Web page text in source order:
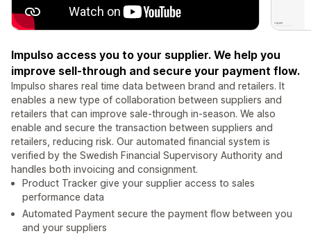
Impulso access you to your supplier. We help you
improve sell-through and secure your payment flow.
Impulso shares real time data between brand and retailers. It
enables a new type of collaboration between suppliers and
retailers that can improve sale-through in-season. We also
enable and secure the transaction between suppliers and
retailers, reducing risk. Our automated financial system is
verified by the Swedish Financial Supervisory Authority and
handles both invoicing and consignment.
Product Tracker give your supplier access to sales
performance data
Automated Payment secure the payment flow between you
and your suppliers